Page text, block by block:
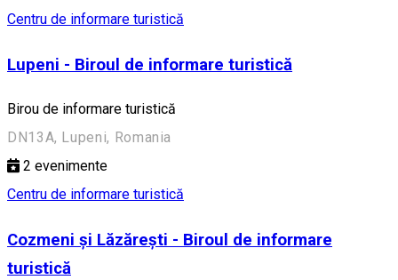
Centru de informare turistică
Lupeni - Biroul de informare turistică
Birou de informare turistică
DN13A, Lupeni, Romania
2 evenimente
Centru de informare turistică
Cozmeni și Lăzărești - Biroul de informare
turistică